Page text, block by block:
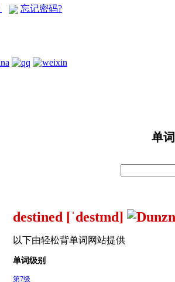
忘记密码?
单
destined [ˈdestɪnd]
以下由轻松背单词网站提供
单词级别
第7级